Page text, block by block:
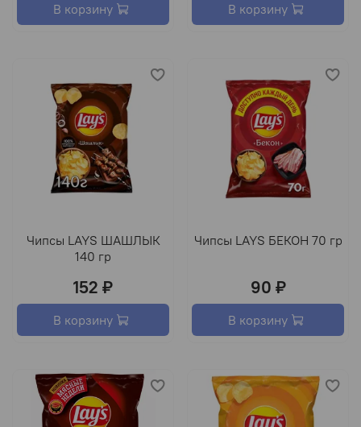
В корзину В корзину
Чипсы LAYS ШАШЛЫК
140 гр
152 ₽
В корзину
Чипсы LAYS БЕКОН 70 гр
90 ₽
В корзину